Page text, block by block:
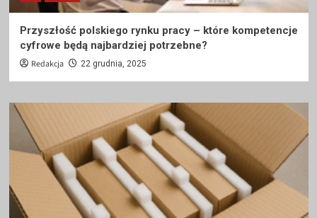
Przyszłość polskiego rynku pracy – które kompetencje
cyfrowe będą najbardziej potrzebne?
Redakcja 22 grudnia, 2025